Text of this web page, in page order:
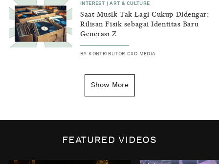
INTEREST |ART & CULTURE
Saat Musik Tak Lagi Cukup Didengar:
Rilisan Fisik sebagai Identitas Baru
Generasi Z
BY KONTRIBUTOR CXO MEDIA
Kenapa Tahun Baru Ditandai pada
Biaya Tersembunyi dari Insecurity
Show More
FEATURED VIDEOS